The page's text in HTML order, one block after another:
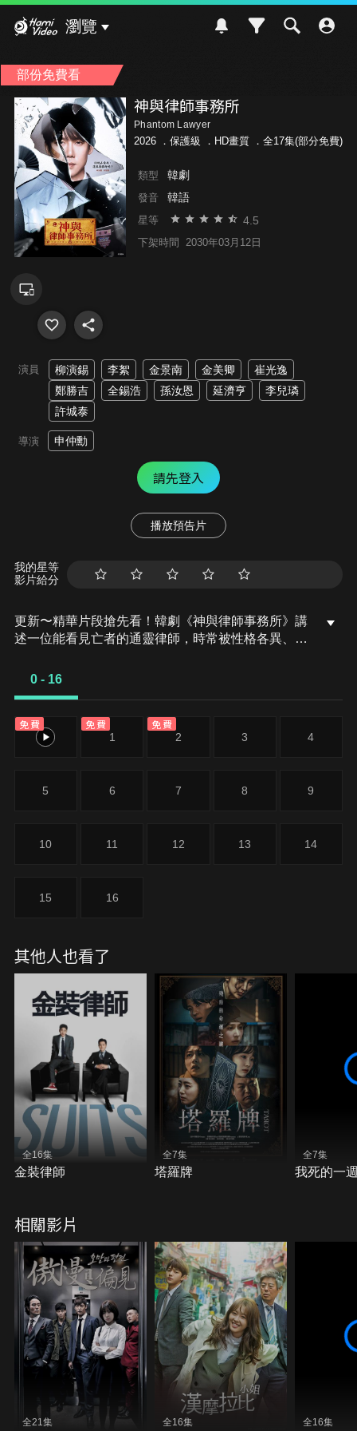
瀏覽
部份免費看
神與律師事務所
Phantom Lawyer
2026 ． 保護級 ．HD畫質 ．全17集(部分免費)
類型 韓劇
發音 韓語
星等 4.5
下架時間 2030年03月12日
演員 柳演錫 李絮 金景南 金美卿
崔光逸
鄭勝吉
全錫浩 孫汝恩 延濟亨
李兒璘
許城泰
導演 申仲勳
請先登入
播放預告片
我的星等
影片給分
更新〜精華片段搶先看！韓劇《神與律師事務所》講
述一位能看見亡者的通靈律師，時常被性格各異、年
勝訴的冷血精英律師聯手，運用法律為這些「特殊客
醫生生活》柳演錫主演，並由《千元律師》的申仲勳
導演執導，線上看由Hami Video、中華電信MOD獨
0 - 16
免費
0
免費
1
免費
2 3 4
5 6 7 8 9
10 11 12 13 14
15 16
其他人也看了
全16集
金裝律師
全7集
塔羅牌
全7集
我死的一
相關影片
全21集 全16集 全16集